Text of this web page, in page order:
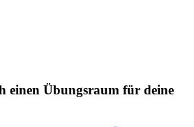
einen Übungsraum für deine